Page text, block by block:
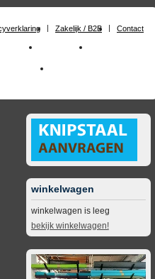
Zakelijk / B2B Contact
op maat Materialen
outdoor
winkelwagen
winkelwagen is leeg
bekijk winkelwagen!